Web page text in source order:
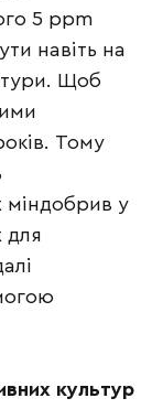
5 ppm
навіть на
Щоб
Тому
у
для
культур